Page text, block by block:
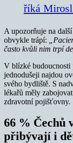
říká
A upozorňuje na
obvykle trápí:
často kvůli nim trpí
V blízké budoucnosti
jednodušeji najdou
svého bydliště. S
lékařů měly
zdravotní pojišťovny.
66 % Čechů
přibývají i